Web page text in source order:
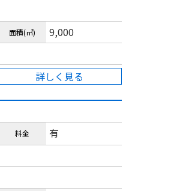
面積(㎡) 9,000
詳しく見る
料金 有